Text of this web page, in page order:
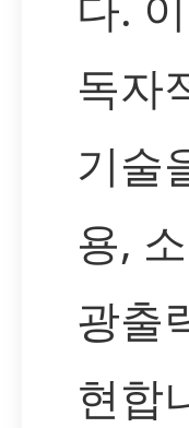
독자
기술
용,
광출
현합